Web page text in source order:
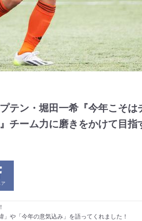
テン・堀田一希『今年こそは
チーム力に磨きをかけて目指
や「今年の意気込み」を語ってくれました！